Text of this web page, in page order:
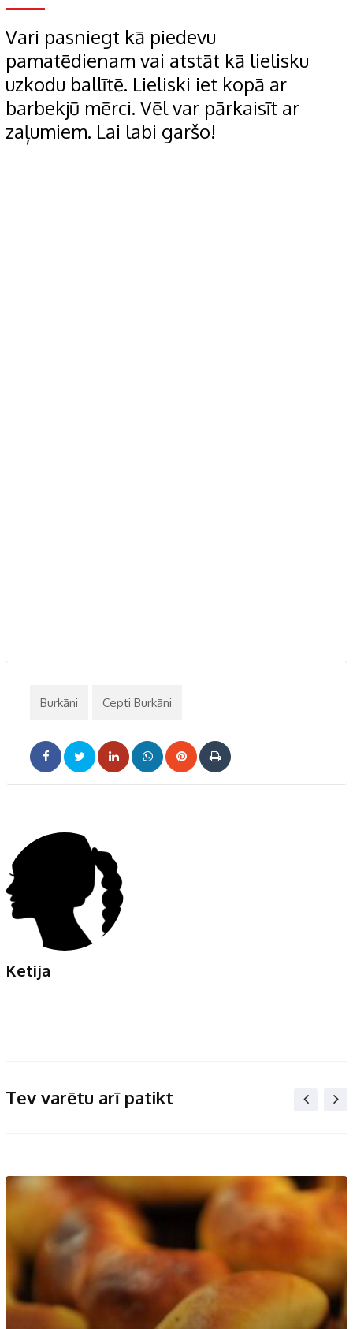
Vari pasniegt kā piedevu
pamatēdienam vai atstāt kā lielisku
uzkodu ballītē. Lieliski iet kopā ar
barbekjū mērci. Vēl var pārkaisīt ar
zaļumiem. Lai labi garšo!
Burkāni Cepti Burkāni
LinkedInWhatsappPinterest
Print
Ketija
Tev varētu arī patikt